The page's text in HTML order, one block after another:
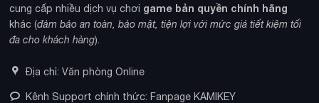
cung cấp nhiều dịch vụ chơi game bản quyền chính hãng
khác (đảm bảo an toàn, bảo mật, tiện lợi với mức giá tiết kiệm tối
đa cho khách hàng).
Địa chỉ: Văn phòng Online
Kênh Support chính thức: Fanpage KAMIKEY